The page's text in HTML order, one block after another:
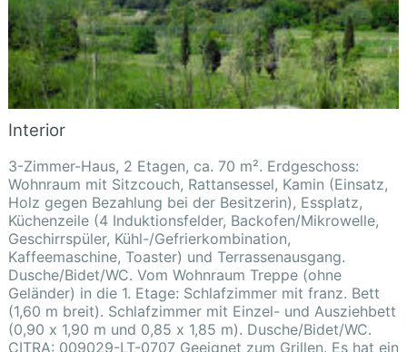
Interior
3-Zimmer-Haus, 2 Etagen, ca. 70 m². Erdgeschoss:
Wohnraum mit Sitzcouch, Rattansessel, Kamin (Einsatz,
Holz gegen Bezahlung bei der Besitzerin), Essplatz,
Küchenzeile (4 Induktionsfelder, Backofen/Mikrowelle,
Geschirrspüler, Kühl-/Gefrierkombination,
Kaffeemaschine, Toaster) und Terrassenausgang.
Dusche/Bidet/WC. Vom Wohnraum Treppe (ohne
Geländer) in die 1. Etage: Schlafzimmer mit franz. Bett
(1,60 m breit). Schlafzimmer mit Einzel- und Ausziehbett
(0,90 x 1,90 m und 0,85 x 1,85 m). Dusche/Bidet/WC.
CITRA: 009029-LT-0707 Geeignet zum Grillen. Es hat ein